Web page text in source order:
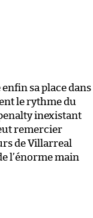
sa place dans
le rythme du
inexistant
remercier
de Villarreal
l’énorme main